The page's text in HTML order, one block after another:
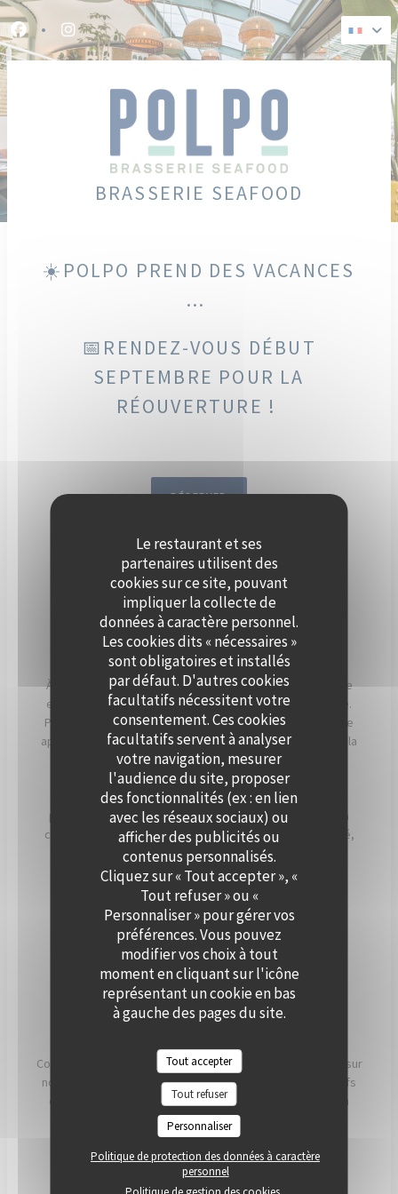
Personnalisation de vos choix en matière de cookies
Le restaurant et ses
partenaires utilisent des
cookies sur ce site, pouvant
impliquer la collecte de
données à caractère personnel.
Les cookies dits « nécessaires »
sont obligatoires et installés
par défaut. D'autres cookies
facultatifs nécessitent votre
consentement. Ces cookies
facultatifs servent à analyser
votre navigation, mesurer
l'audience du site, proposer
des fonctionnalités (ex : en lien
avec les réseaux sociaux) ou
afficher des publicités ou
contenus personnalisés.
Cliquez sur « Tout accepter », «
Tout refuser » ou «
Personnaliser » pour gérer vos
préférences. Vous pouvez
modifier vos choix à tout
moment en cliquant sur l'icône
représentant un cookie en bas
à gauche des pages du site.
Tout accepter
Tout refuser
Personnaliser
Politique de protection des données à caractère
personnel
Facebook ((ouvre une nouvelle fenêtre))
Instagram ((ouvre une nouvelle fenêtre))
BRASSERIE SEAFOOD
☀️POLPO PREND DES VACANCES
...
📅RENDEZ-VOUS DÉBUT
SEPTEMBRE POUR LA
RÉOUVERTURE !
RÉSERVER
DÈS SEPTEMBRE, ORGANISEZ
VOTRE ÉVÈNEMENT SUR LA
SEINE, À BORD DE POLPO
BRASSERIE.
À Levallois-Perret, Polpo Brasserie vous invite à vivre une
expérience unique sur sa péniche au charme authentique.
Profitez d’une vue panoramique sur la Seine et d’un cadre
apaisant, sublimé par les couchers de soleil qui illuminent la
terrasse en soirée.
Que ce soit pour un cocktail, un dîner ou une réception
professionnelle, notre équipe vous accompagne dans la
création d’un événement personnalisé, alliant convivialité,
élégance et saveurs de saison. Offrez à vos invités un
moment hors du temps, à deux pas de Paris.
PRIVATISER
NOS ENGAGEMENTS
Conscients que ce que nous mangeons a un impact direct sur
notre santé, notre planète et nos communautés, nos chefs
et nos équipes travaillent chaque jour pour essayer d'en
avoir le plus possible. impact positif possible.
LIRE